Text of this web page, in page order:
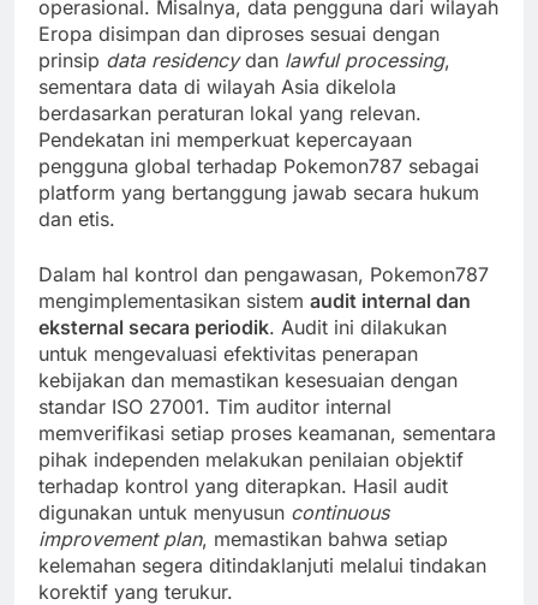
operasional. Misalnya, data pengguna dari wilayah
Eropa disimpan dan diproses sesuai dengan
prinsip data residencydan lawful processing,
sementara data di wilayah Asia dikelola
berdasarkan peraturan lokal yang relevan.
Pendekatan ini memperkuat kepercayaan
pengguna global terhadap Pokemon787 sebagai
platform yang bertanggung jawab secara hukum
dan etis.
Dalam hal kontrol dan pengawasan, Pokemon787
mengimplementasikan sistem audit internal dan
eksternal secara periodik. Audit ini dilakukan
untuk mengevaluasi efektivitas penerapan
kebijakan dan memastikan kesesuaian dengan
standar ISO 27001. Tim auditor internal
memverifikasi setiap proses keamanan, sementara
pihak independen melakukan penilaian objektif
terhadap kontrol yang diterapkan. Hasil audit
digunakan untuk menyusun continuous
improvement plan, memastikan bahwa setiap
kelemahan segera ditindaklanjuti melalui tindakan
korektif yang terukur.